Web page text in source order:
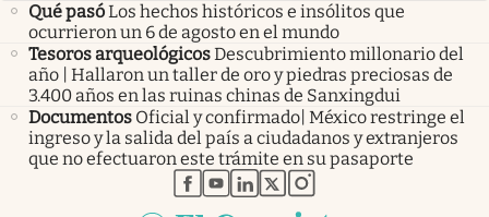
Qué pasóLos hechos históricos e insólitos que
ocurrieron un 6 de agosto en el mundo
Tesoros arqueológicosDescubrimiento millonario del
año | Hallaron un taller de oro y piedras preciosas de
3.400 años en las ruinas chinas de Sanxingdui
Documentos Oficial y confirmado| México restringe el
ingreso y la salida del país a ciudadanos y extranjeros
que no efectuaron este trámite en su pasaporte
abre en nueva pestaña
abre en nueva pestaña
abre en nueva pestaña
abre en nueva pestaña
abre en nueva pestaña